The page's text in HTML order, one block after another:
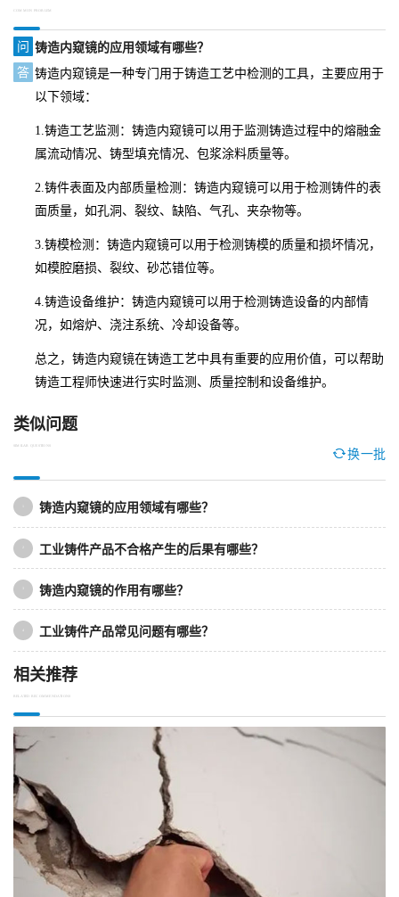
COMMON PROBLEM
问
铸造内窥镜的应用领域有哪些？
答 铸造内窥镜是一种专门用于铸造工艺中检测的工具，主要应用于
以下领域：
1.铸造工艺监测：铸造内窥镜可以用于监测铸造过程中的熔融金
属流动情况、铸型填充情况、包浆涂料质量等。
2.铸件表面及内部质量检测：铸造内窥镜可以用于检测铸件的表
面质量，如孔洞、裂纹、缺陷、气孔、夹杂物等。
3.铸模检测：铸造内窥镜可以用于检测铸模的质量和损坏情况，
如模腔磨损、裂纹、砂芯错位等。
4.铸造设备维护：铸造内窥镜可以用于检测铸造设备的内部情
况，如熔炉、浇注系统、冷却设备等。
总之，铸造内窥镜在铸造工艺中具有重要的应用价值，可以帮助
铸造工程师快速进行实时监测、质量控制和设备维护。
类似问题
SIMILAR QUESTIONS
换一批
铸造内窥镜的应用领域有哪些？
工业铸件产品不合格产生的后果有哪些？
铸造内窥镜的作用有哪些？
工业铸件产品常见问题有哪些？
相关推荐
RELATED RECOMMENDATIONS